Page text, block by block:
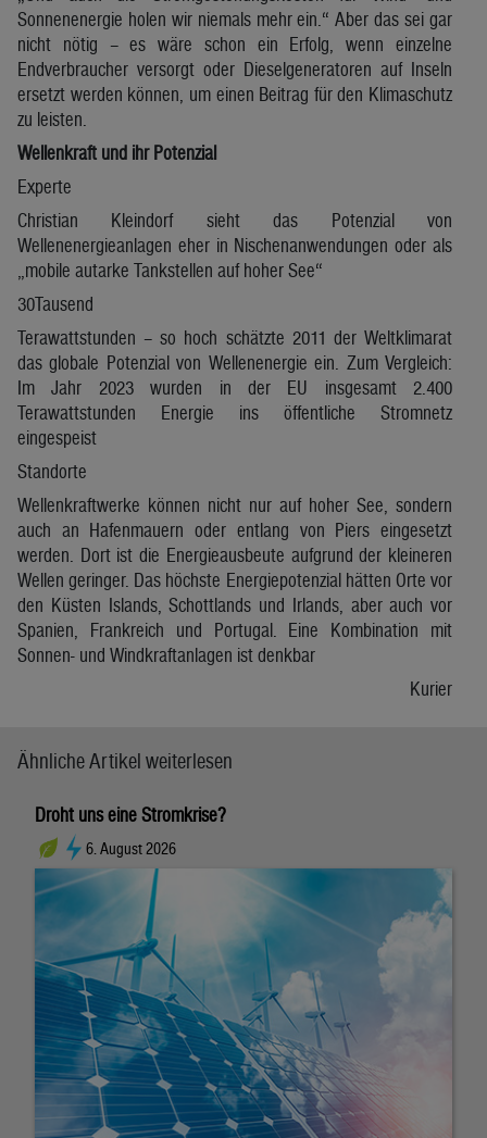
Sonnenenergie holen wir niemals mehr ein.“ Aber das sei gar
nicht nötig – es wäre schon ein Erfolg, wenn einzelne
Endverbraucher versorgt oder Dieselgeneratoren auf Inseln
ersetzt werden können, um einen Beitrag für den Klimaschutz
zu leisten.
Wellenkraft und ihr Potenzial
Experte
Christian Kleindorf sieht das Potenzial von
Wellenenergieanlagen eher in Nischenanwendungen oder als
„mobile autarke Tankstellen auf hoher See“
30Tausend
Terawattstunden – so hoch schätzte 2011 der Weltklimarat
das globale Potenzial von Wellenenergie ein. Zum Vergleich:
Im Jahr 2023 wurden in der EU insgesamt 2.400
Terawattstunden Energie ins öffentliche Stromnetz
eingespeist
Standorte
Wellenkraftwerke können nicht nur auf hoher See, sondern
auch an Hafenmauern oder entlang von Piers eingesetzt
werden. Dort ist die Energieausbeute aufgrund der kleineren
Wellen geringer. Das höchste Energiepotenzial hätten Orte vor
den Küsten Islands, Schottlands und Irlands, aber auch vor
Spanien, Frankreich und Portugal. Eine Kombination mit
Sonnen- und Windkraftanlagen ist denkbar
Kurier
Ähnliche Artikel weiterlesen
Droht uns eine Stromkrise?
6. August 2026